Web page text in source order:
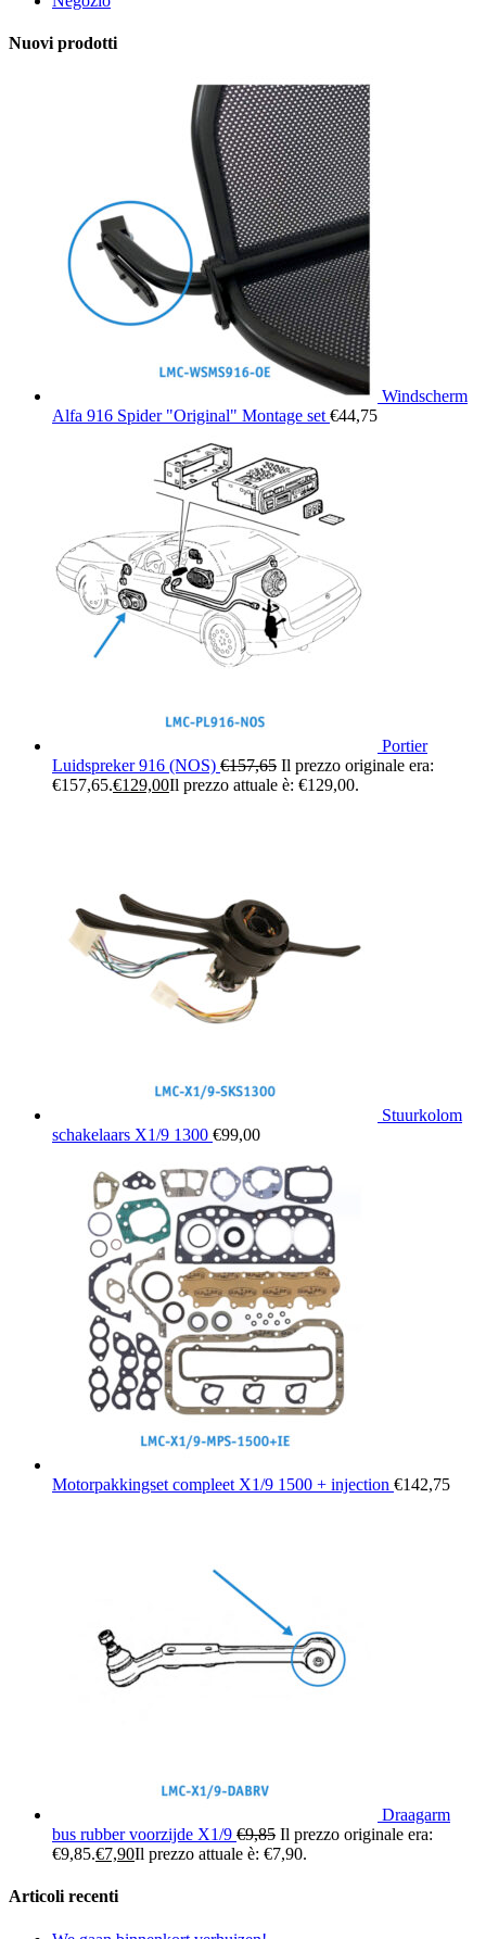
Nuovi prodotti
Windscherm
Alfa 916 Spider "Original" Montage set €44,75
Portier
Luidspreker 916 (NOS) €157,65 Il prezzo originale era:
€157,65.€129,00Il prezzo attuale è: €129,00.
Stuurkolom
schakelaars X1/9 1300 €99,00
Motorpakkingset compleet X1/9 1500 + injection €142,75
Draagarm
bus rubber voorzijde X1/9 €9,85 Il prezzo originale era:
€9,85.€7,90Il prezzo attuale è: €7,90.
Articoli recenti